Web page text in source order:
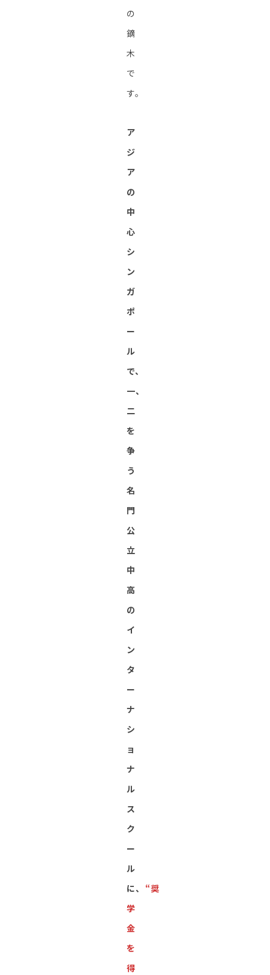
の
鏑
木
で
す。
ア
ジ
ア
の
中
心
シ
ン
ガ
ポ
ー
ル
で、
一、
二
を
争
う
名
門
公
立
中
高
の
イ
ン
タ
ー
ナ
シ
ョ
ナ
ル
ス
ク
ー
ル
に、 “奨
学
金
を
得